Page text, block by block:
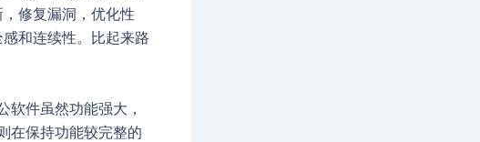
修复漏洞，优化性
和连续性。比起来路
软件虽然功能强大，
在保持功能较完整的